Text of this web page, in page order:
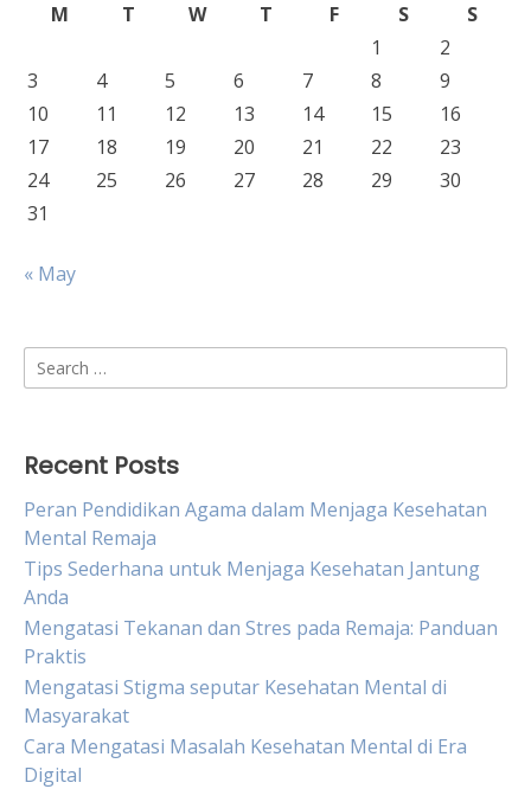
M
T W T F S
S
1
2
3
4 5 6 7 8
9
10
11 12 13 14 15
16
17
18 19 20 21 22
23
24
25 26 27 28 29
30
31
« May
Search
for:
Recent Posts
Peran Pendidikan Agama dalam Menjaga Kesehatan
Mental Remaja
Tips Sederhana untuk Menjaga Kesehatan Jantung
Anda
Mengatasi Tekanan dan Stres pada Remaja: Panduan
Praktis
Mengatasi Stigma seputar Kesehatan Mental di
Masyarakat
Cara Mengatasi Masalah Kesehatan Mental di Era
Digital